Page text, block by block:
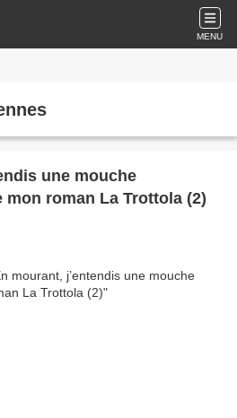
MENU
une mouche
mon roman La Trottola (2)